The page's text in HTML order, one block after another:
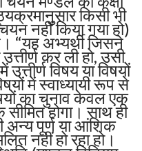
किसी भी
नहीं किया गया हो)
“यह अभ्यर्थी जिसने
कर ली हो, उसी
विषय या विषयों
में स्वाध्यायी रूप से
का चुनाव केवल एक
सीमित होगा। साथ ही
अन्य पूर्ण या आंशिक
नहीं हो रहा हो।